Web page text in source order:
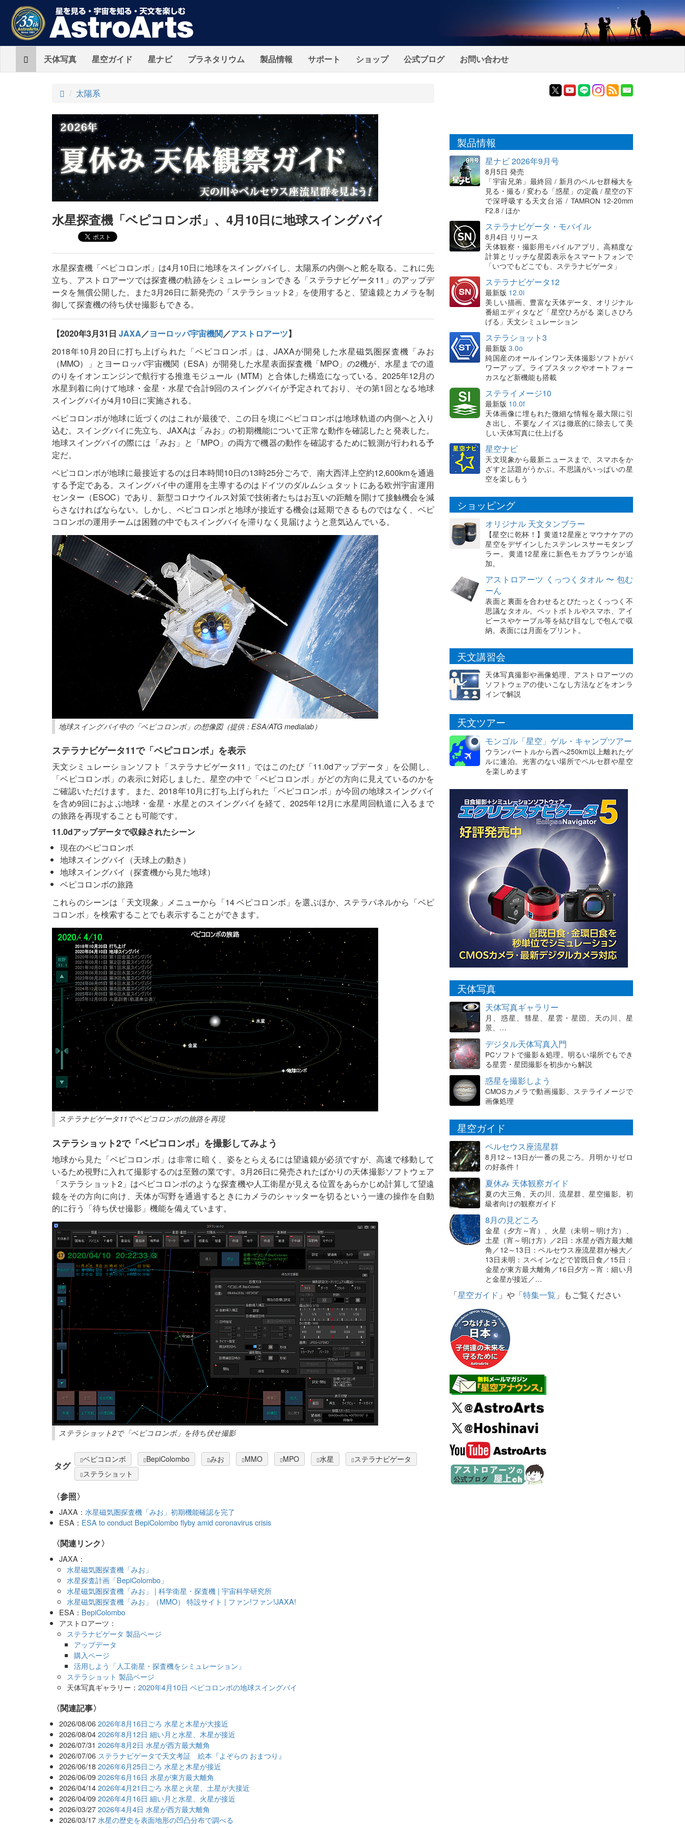
Home天体写真 星空ガイド 星ナビ プラネタリウム 製品情報 サポート ショップ 公式ブログ お問い合わせ
ト
プ
太陽系
水星探査機「ベピコロンボ」、4月10日に地球スイングバイ
水星探査機「ベピコロンボ」は4月10日に地球をスイングバイし、太陽系の内側へと舵を取る。これに先
立ち、アストロアーツでは探査機の軌跡をシミュレーションできる「ステラナビゲータ11」のアップデ
ータを無償公開した。また3月26日に新発売の「ステラショット2」を使用すると、望遠鏡とカメラを制
御して探査機の待ち伏せ撮影もできる。
【2020年3月31日 JAXA／ヨーロッパ宇宙機関／アストロアーツ】
2018年10月20日に打ち上げられた「ベピコロンボ」は、JAXAが開発した水星磁気圏探査機「みお
（MMO）」とヨーロッパ宇宙機関（ESA）が開発した水星表面探査機「MPO」の2機が、水星までの道
のりをイオンエンジンで航行する推進モジュール（MTM）と合体した構造になっている。2025年12月の
水星到着に向けて地球・金星・水星で合計9回のスイングバイが予定されており、その第1回となる地球
スイングバイが4月10日に実施される。
ベピコロンボが地球に近づくのはこれが最後で、この日を境にベピコロンボは地球軌道の内側へと入り
込む。スイングバイに先立ち、JAXAは「みお」の初期機能について正常な動作を確認したと発表した。
地球スイングバイの際には「みお」と「MPO」の両方で機器の動作を確認するために観測が行われる予
定だ。
ベピコロンボが地球に最接近するのは日本時間10日の13時25分ごろで、南大西洋上空約12,600kmを通過
する予定である。スイングバイ中の運用を主導するのはドイツのダルムシュタットにある欧州宇宙運用
センター（ESOC）であり、新型コロナウイルス対策で技術者たちはお互いの距離を開けて接触機会を減
らさなければならない。しかし、ベピコロンボと地球が接近する機会は延期できるものではなく、ベピ
コロンボの運用チームは困難の中でもスイングバイを滞りなく見届けようと意気込んでいる。
地球スイングバイ中の「ベピコロンボ」の想像図（提供：ESA/ATG medialab）
ステラナビゲータ11で「ベピコロンボ」を表示
天文シミュレーションソフト「ステラナビゲータ11」ではこのたび「11.0dアップデータ」を公開し、
「ベピコロンボ」の表示に対応しました。星空の中で「ベピコロンボ」がどの方向に見えているのかを
ご確認いただけます。また、2018年10月に打ち上げられた「ベピコロンボ」が今回の地球スイングバイ
を含め9回におよぶ地球・金星・水星とのスイングバイを経て、2025年12月に水星周回軌道に入るまで
の旅路を再現することも可能です。
11.0dアップデータで収録されたシーン
現在のベピコロンボ
地球スイングバイ（天球上の動き）
地球スイングバイ（探査機から見た地球）
ベピコロンボの旅路
これらのシーンは「天文現象」メニューから「14 ベピコロンボ」を選ぶほか、ステラパネルから「ベピ
コロンボ」を検索することでも表示することができます。
ステラナビゲータ11でベピコロンボの旅路を再現
ステラショット2で「ベピコロンボ」を撮影してみよう
地球から見た「ベピコロンボ」は非常に暗く、姿をとらえるには望遠鏡が必須ですが、高速で移動して
いるため視野に入れて撮影するのは至難の業です。3月26日に発売されたばかりの天体撮影ソフトウェア
「ステラショット2」はベピコロンボのような探査機や人工衛星が見える位置をあらかじめ計算して望遠
鏡をその方向に向け、天体が写野を通過するときにカメラのシャッターを切るという一連の操作を自動
的に行う「待ち伏せ撮影」機能を備えています。
ステラショット2で「ベピコロンボ」を待ち伏せ撮影
タグ
ベピコロンボ BepiColombo みお MMO MPO 水星
ステラナビゲータ
ステラショット
〈参照〉
JAXA：水星磁気圏探査機「みお」初期機能確認を完了
ESA： ESA to conduct BepiColombo flyby amid coronavirus crisis
〈関連リンク〉
JAXA：
水星磁気圏探査機「みお」
水星探査計画「BepiColombo」
水星磁気圏探査機「みお」 | 科学衛星・探査機 | 宇宙科学研究所
水星磁気圏探査機「みお」（MMO） 特設サイト | ファン!ファン!JAXA!
ESA： BepiColombo
アストロアーツ：
ステラナビゲータ 製品ページ
アップデータ
購入ページ
活用しよう「人工衛星・探査機をシミュレーション」
ステラショット 製品ページ
天体写真ギャラリー： 2020年4月10日 ベピコロンボの地球スイングバイ
関連記事
2026/08/06 2026年8月16日ごろ 水星と木星が大接近
2026/08/04 2026年8月12日 細い月と水星、木星が接近
2026/07/31 2026年8月2日 水星が西方最大離角
2026/07/06 ステラナビゲータで天文考証 絵本『よぞらの おまつり』
2026/06/18 2026年6月25日ごろ 水星と木星が接近
2026/06/09 2026年6月16日 水星が東方最大離角
2026/04/14 2026年4月21日ごろ 水星と火星、土星が大接近
2026/04/09 2026年4月16日 細い月と水星、火星が接近
2026/03/27 2026年4月4日 水星が西方最大離角
2026/03/17 水星の歴史を表面地形の凹凸分布で調べる
製品情報
星ナビ 2026年9月号
8月5日 発売
「宇宙兄弟」最終回 / 新月のペルセ群極大を
見る・撮る / 変わる「惑星」の定義 / 星空の下
で深呼吸する天文台浴 / TAMRON 12-20mm
F2.8 / ほか
ステラナビゲータ・モバイル
8月4日 リリース
天体観察・撮影用モバイルアプリ。高精度な
計算とリッチな星図表示をスマートフォンで
「いつでもどこでも、ステラナビゲータ」
ステラナビゲータ12
最新版 12.0i
美しい描画、豊富な天体データ、オリジナル
番組エディタなど「星空ひろがる 楽しさひろ
げる」天文シミュレーション
ステラショット3
最新版 3.0o
純国産のオールインワン天体撮影ソフトがパ
ワーアップ。ライブスタックやオートフォー
カスなど新機能も搭載
ステライメージ10
最新版 10.0f
天体画像に埋もれた微細な情報を最大限に引
き出し、不要なノイズは徹底的に除去して美
しい天体写真に仕上げる
星空ナビ
天文現象から最新ニュースまで、スマホをか
ざすと話題がうかぶ。不思議がいっぱいの星
空を楽しもう
ショッピング
オリジナル 天文タンブラー
【星空に乾杯！】黄道12星座とマウナケアの
星空をデザインしたステンレスサーモタンブ
ラー。黄道12星座に新色モカブラウンが追
加。
アストロアーツ くっつくタオル 〜 包む
ーん
表面と裏面を合わせるとぴたっとくっつく不
思議なタオル。ペットボトルやスマホ、アイ
ピースやケーブル等を結び目なしで包んで収
納。表面には月面をプリント。
天文講習会
天体写真撮影や画像処理、アストロアーツの
ソフトウェアの使いこなし方法などをオンラ
インで解説
天文ツアー
モンゴル「星空」ゲル・キャンプツアー
ウランバートルから西へ250km以上離れたゲ
ルに連泊。光害のない場所でペルセ群や星空
を楽しめます
天体写真
天体写真ギャラリー
月、惑星、彗星、星雲・星団、天の川、星
景、…
デジタル天体写真入門
PCソフトで撮影＆処理。明るい場所でもでき
る星雲・星団撮影を初歩から解説
惑星を撮影しよう
CMOSカメラで動画撮影、ステライメージで
画像処理
星空ガイド
ペルセウス座流星群
8月12～13日が一番の見ごろ。月明かりゼロ
の好条件！
夏休み 天体観察ガイド
夏の大三角、天の川、流星群、星空撮影。初
級者向けの観察ガイド
8月の見どころ
金星（夕方～宵）、火星（未明～明け方）、
土星（宵～明け方）／2日：水星が西方最大離
角／12～13日：ペルセウス座流星群が極大／
13日未明：スペインなどで皆既日食／15日：
金星が東方最大離角／16日夕方～宵：細い月
と金星が接近／…
「星空ガイド 」や「特集一覧 」もご覧ください